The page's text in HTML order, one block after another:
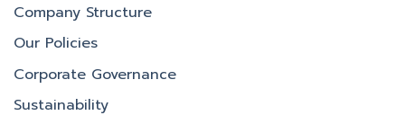
Company Structure
Our Policies
Corporate Governance
Sustainability